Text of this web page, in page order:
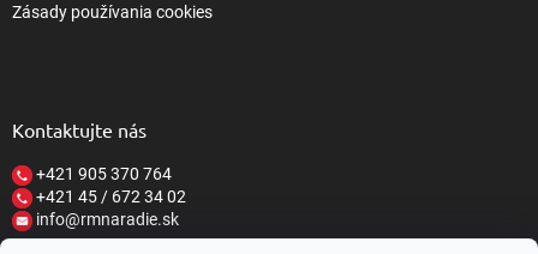
Zásady používania cookies
Kontaktujte nás
+421 905 370 764
+421 45 / 672 34 02
info@rmnaradie.sk